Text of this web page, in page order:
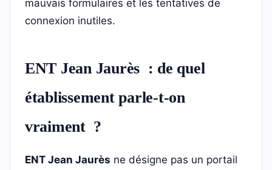
mauvais formulaires et les tentatives de
connexion inutiles.
ENT Jean Jaurès : de quel
établissement parle-t-on
vraiment ?
ENT Jean Jaurès ne désigne pas un portail